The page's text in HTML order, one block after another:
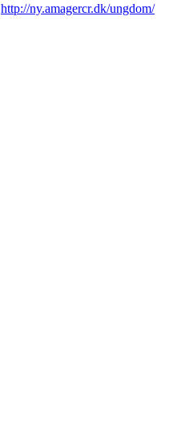
http://ny.amagercr.dk/ungdom/